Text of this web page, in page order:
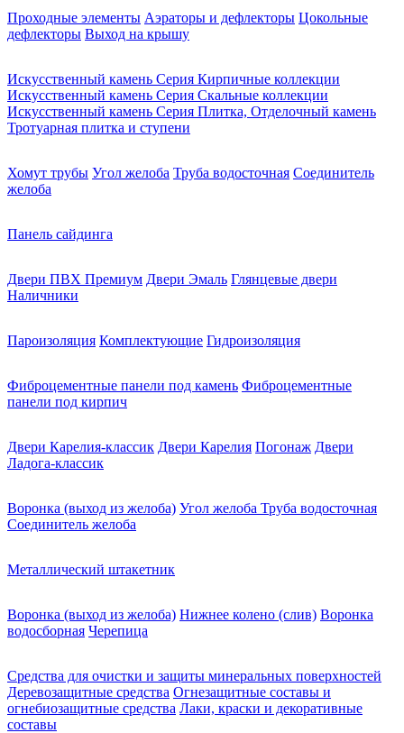
Проходные элементы Аэраторы и дефлекторы Цокольные
дефлекторы Выход на крышу
Искусственный камень Серия Кирпичные коллекции
Искусственный камень Серия Скальные коллекции
Искусственный камень Серия Плитка, Отделочный камень
Тротуарная плитка и ступени
Хомут трубы Угол желоба Труба водосточная Соединитель
желоба
Панель сайдинга
Двери ПВХ Премиум Двери Эмаль Глянцевые двери
Наличники
Пароизоляция Комплектующие Гидроизоляция
Фиброцементные панели под камень Фиброцементные
панели под кирпич
Двери Карелия-классик Двери Карелия Погонаж Двери
Ладога-классик
Воронка (выход из желоба) Угол желоба Труба водосточная
Соединитель желоба
Металлический штакетник
Воронка (выход из желоба) Нижнее колено (слив) Воронка
водосборная Черепица
Средства для очистки и защиты минеральных поверхностей
Деревозащитные средства Огнезащитные составы и
огнебиозащитные средства Лаки, краски и декоративные
составы